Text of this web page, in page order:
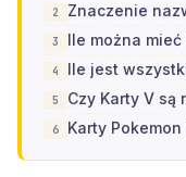
Znaczenie
Ile można
Ile jest
Czy Karty V są
Karty